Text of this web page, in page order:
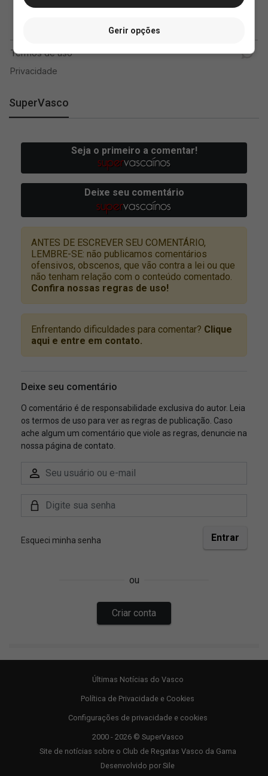
SuperVasco
Últimas Notícias do Vasco
Política de Privacidade e Cookies
Configurações de privacidade e cookies
2000 - 2026 © SuperVasco
Site de notícias sobre o Club de Regatas Vasco da Gama
Desenvolvido por Sile
Gerir opções